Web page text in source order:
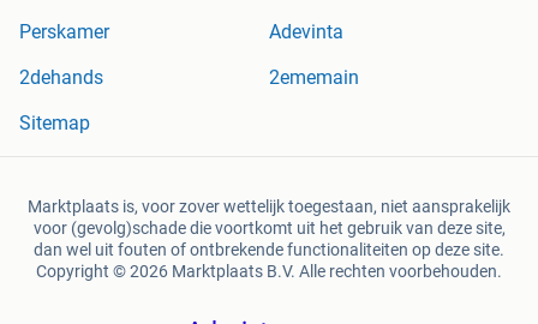
Perskamer
Adevinta
2dehands
2ememain
Sitemap
Marktplaats is, voor zover wettelijk toegestaan, niet aansprakelijk
voor (gevolg)schade die voortkomt uit het gebruik van deze site,
dan wel uit fouten of ontbrekende functionaliteiten op deze site.
Copyright © 2026 Marktplaats B.V. Alle rechten voorbehouden.